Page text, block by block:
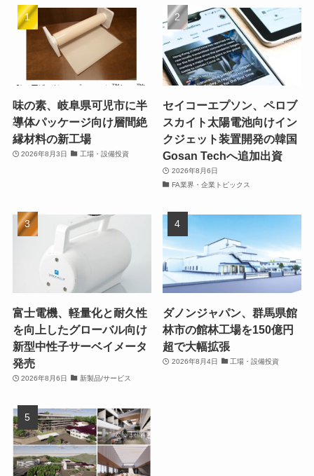
味の素、岐阜県可児市に半
導体パッケージ向け層間絶
縁材料の新工場
2026年8月3日 工場・設備投資
セイコーエプソン、ペロブ
スカイト太陽電池向けイン
クジェット装置開発の韓国
Gosan Techへ追加出資
2026年8月6日
FA業界・企業トピックス
富士電機、軽量化と耐久性
を向上したグローバル向け
新型中性子サーベイメータ
発売
2026年8月6日 新製品/サービス
ダノンジャパン、群馬県館
林市の館林工場を150億円
超で大幅拡張
2026年8月4日 工場・設備投資